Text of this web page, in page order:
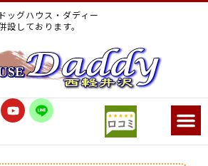
ッグハウス・ダディー
しております。